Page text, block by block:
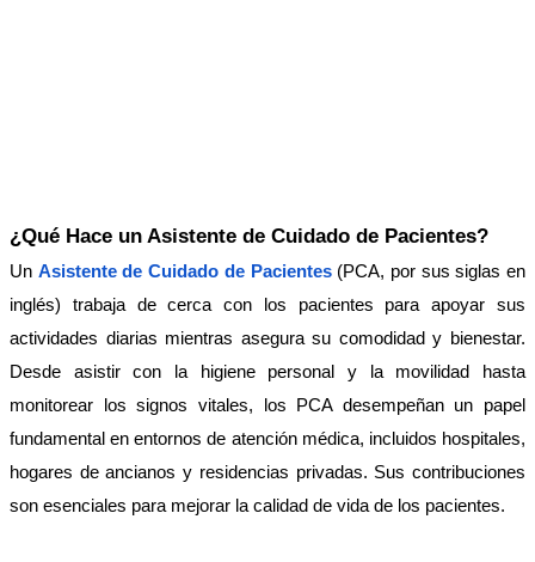
¿Qué Hace un Asistente de Cuidado de Pacientes?
Un Asistente de Cuidado de Pacientes (PCA, por sus siglas en
inglés) trabaja de cerca con los pacientes para apoyar sus
actividades diarias mientras asegura su comodidad y bienestar.
Desde asistir con la higiene personal y la movilidad hasta
monitorear los signos vitales, los PCA desempeñan un papel
fundamental en entornos de atención médica, incluidos hospitales,
hogares de ancianos y residencias privadas. Sus contribuciones
son esenciales para mejorar la calidad de vida de los pacientes.